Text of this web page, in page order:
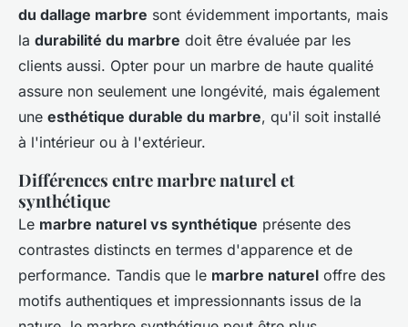
du dallage marbre sont évidemment importants, mais
la durabilité du marbre doit être évaluée par les
clients aussi. Opter pour un marbre de haute qualité
assure non seulement une longévité, mais également
une esthétique durable du marbre, qu'il soit installé
à l'intérieur ou à l'extérieur.
Différences entre marbre naturel et
synthétique
Le marbre naturel vs synthétique présente des
contrastes distincts en termes d'apparence et de
performance. Tandis que le marbre naturel offre des
motifs authentiques et impressionnants issus de la